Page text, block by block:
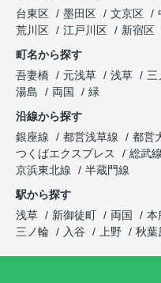
台東区
墨田区 文京区
荒川区
江戸川区 新宿区
町名から探す
吾妻橋
元浅草 浅草 三
湯島
両国
緑
沿線から探す
銀座線
都営浅草線 都営
つくばエクスプレス
総武線
京浜東北線
半蔵門線
駅から探す
浅草
新御徒町 両国 本
三ノ輪
入谷 上野 秋葉